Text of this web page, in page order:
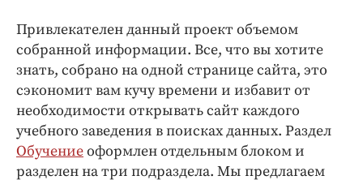
Привлекателен данный проект объемом
собранной информации. Все, что вы хотите
знать, собрано на одной странице сайта, это
сэкономит вам кучу времени и избавит от
необходимости открывать сайт каждого
учебного заведения в поисках данных. Раздел
Обучениеоформлен отдельным блоком и
разделен на три подраздела. Мы предлагаем